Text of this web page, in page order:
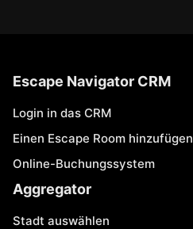
Escape Navigator CRM
Login in das CRM
Einen Escape Room hinzufügen
Online-Buchungssystem
Aggregator
Stadt auswählen